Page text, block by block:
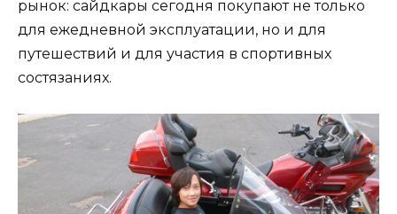
рынок: сайдкары сегодня покупают не только
для ежедневной эксплуатации, но и для
путешествий и для участия в спортивных
состязаниях.